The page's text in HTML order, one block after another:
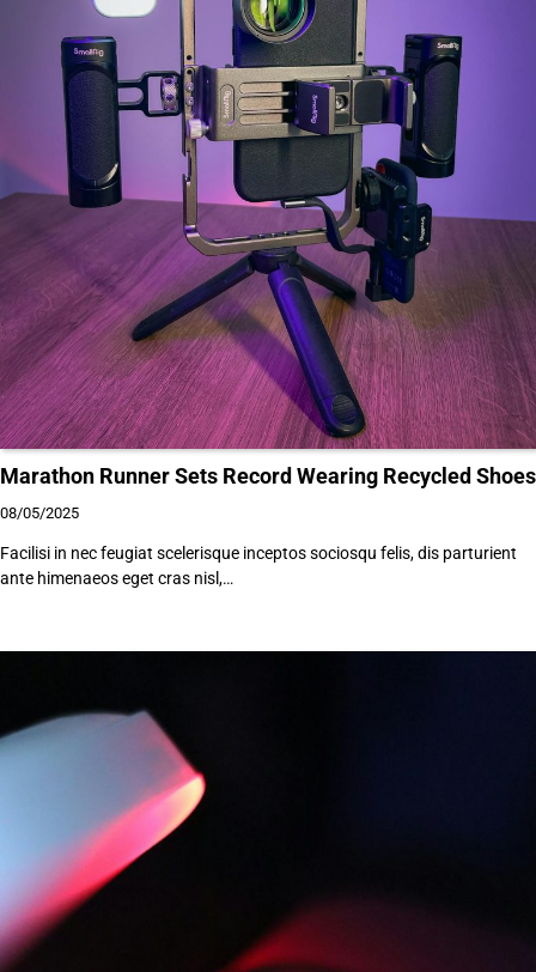
Marathon Runner Sets Record Wearing Recycled Shoes
08/05/2025
Facilisi in nec feugiat scelerisque inceptos sociosqu felis, dis parturient
ante himenaeos eget cras nisl,…